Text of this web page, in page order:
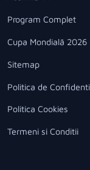
Program Complet
Cupa Mondială 2026
Sitemap
Politica de
Politica Cookies
Termeni si Conditii